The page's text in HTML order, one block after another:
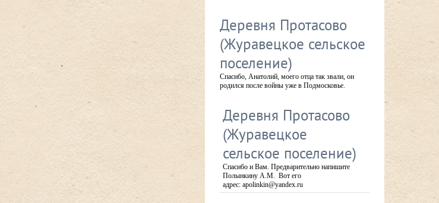
Деревня Протасово
(Журавецкое сельское
поселение)
Спасибо, Анатолий, моего отца так звали, он
родился после войны уже в Подмосковье.
Деревня Протасово
(Журавецкое
сельское поселение)
Спасибо и Вам. Предварительно напишите
Полынкину А.М. Вот его
адрес: apolinkin@yandex.ru